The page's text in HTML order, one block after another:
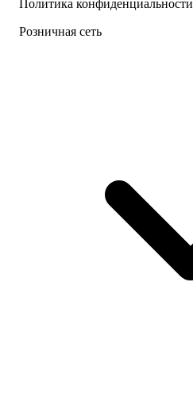
Политика конфиденциальности
Розничная сеть